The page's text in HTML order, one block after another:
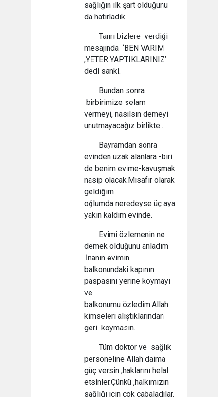
sağlığın ilk şart olduğunu
da hatırladık.
Tanrı bizlere verdiği
mesajında ‘BEN VARIM
,YETER YAPTIKLARINIZ’
dedi sanki.
Bundan sonra
birbirimize selam
vermeyi, nasılsın demeyi
unutmayacağız birlikte..
Bayramdan sonra
evinden uzak alanlara -biri
de benim evime-kavuşmak
nasip olacak.Misafir olarak
geldiğim
oğlumda neredeyse üç aya
yakın kaldım evinde.
Evimi özlemenin ne
demek olduğunu anladım
.İnanın evimin
balkonundaki kapının
paspasını yerine koymayı
ve
balkonumu özledim.Allah
kimseleri alıştıklarından
geri koymasın.
Tüm doktor ve sağlık
personeline Allah daima
güç versin ,haklarını helal
etsinler.Çünkü ,halkımızın
sağlığı için çok çabaladılar.